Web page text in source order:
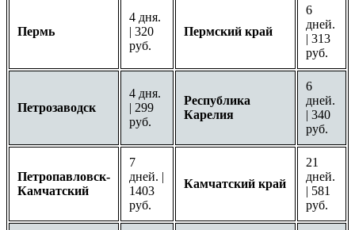
Пермь
4 дня.
| 320
руб.
Пермский край
6
дней.
| 313
руб.
Петрозаводск
4 дня.
| 299
руб.
Республика
Карелия
6
дней.
| 340
руб.
Петропавловск-
Камчатский
7
дней. |
1403
руб.
Камчатский край
21
дней.
| 581
руб.